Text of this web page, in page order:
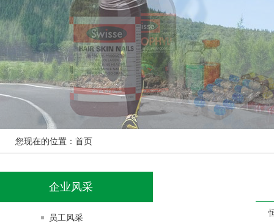
您现在的位置： 首页
企业风采
员工风采